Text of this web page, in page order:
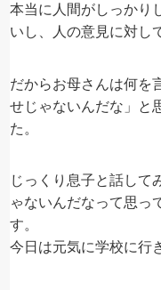
本当に人間がしっかり
いし、人の意見に対し
だからお母さんは何を
せじゃないんだな」と
た。
じっくり息子と話して
ゃないんだなって思っ
す。
今日は元気に学校に行